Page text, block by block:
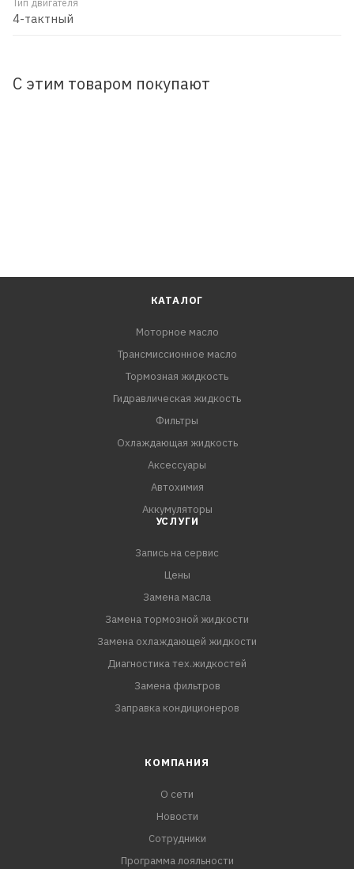
Тип двигателя
4-тактный
С этим товаром покупают
КАТАЛОГ
Моторное масло
Трансмиссионное масло
Тормозная жидкость
Гидравлическая жидкость
Фильтры
Охлаждающая жидкость
Аксессуары
Автохимия
Аккумуляторы
УСЛУГИ
Запись на сервис
Цены
Замена масла
Замена тормозной жидкости
Замена охлаждающей жидкости
Диагностика тех.жидкостей
Замена фильтров
Заправка кондиционеров
КОМПАНИЯ
О сети
Новости
Сотрудники
Программа лояльности